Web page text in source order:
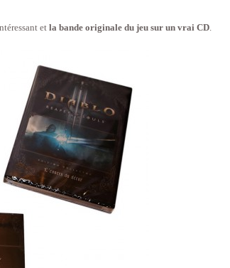
et la bande originale du jeu sur un vrai CD.